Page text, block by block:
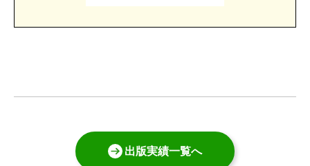
出版実績一覧へ